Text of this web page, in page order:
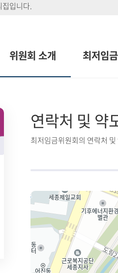
집입니다.
위원회 소개 최저임
연락처 및 약
최저임금위원회의 연락처